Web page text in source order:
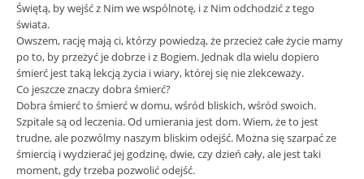
Świętą, by wejść z Nim we wspólnotę, i z Nim odchodzić z tego
świata.
Owszem, rację mają ci, którzy powiedzą, że przecież całe życie mamy
po to, by przeżyć je dobrze i z Bogiem. Jednak dla wielu dopiero
śmierć jest taką lekcją życia i wiary, której się nie zlekceważy.
Co jeszcze znaczy dobra śmierć?
Dobra śmierć to śmierć w domu, wśród bliskich, wśród swoich.
Szpitale są od leczenia. Od umierania jest dom. Wiem, że to jest
trudne, ale pozwólmy naszym bliskim odejść. Można się szarpać ze
śmiercią i wydzierać jej godzinę, dwie, czy dzień cały, ale jest taki
moment, gdy trzeba pozwolić odejść.